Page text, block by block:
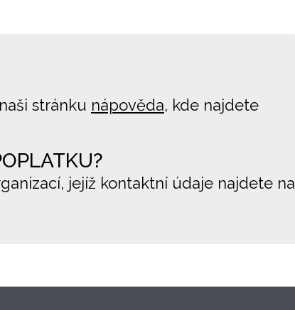
stránku nápověda, kde najdete
jejíž kontaktní údaje najdete na